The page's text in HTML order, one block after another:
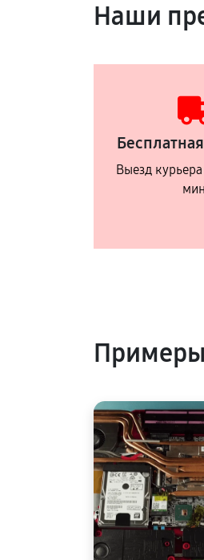
Наши
Выезд